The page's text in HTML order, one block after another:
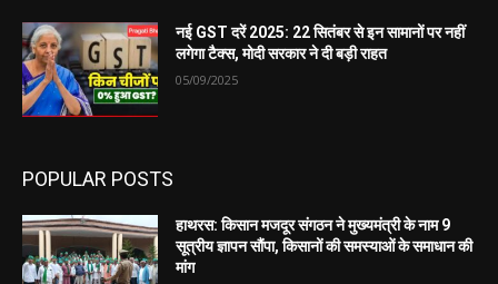
नई GST दरें 2025: 22 सितंबर से इन सामानों पर नहीं
लगेगा टैक्स, मोदी सरकार ने दी बड़ी राहत
05/09/2025
POPULAR POSTS
हाथरस: किसान मजदूर संगठन ने मुख्यमंत्री के नाम 9
सूत्रीय ज्ञापन सौंपा, किसानों की समस्याओं के समाधान की
मांग